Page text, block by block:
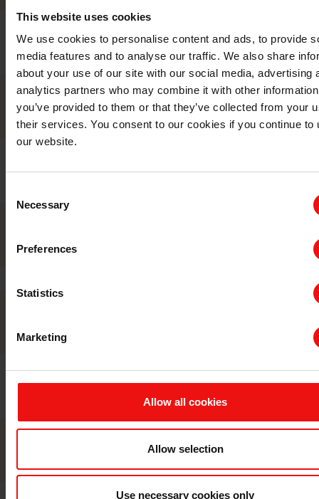
This website uses cookies
We use cookies to personalise content and ads, to provide
media features and to analyse our traffic. We also share
about your use of our site with our social media, advertising
analytics partners who may combine it with other
you’ve provided to them or that they’ve collected from your
their services. You consent to our cookies if you continue to
our website.
Selection
Necessary
Preferences
Statistics
Marketing
Allow all cookies
Allow selection
Use necessary cookies only
7.5 亿挪威克朗
票息率
3m Nibor+ 每年 1.00%
2024 年 2 月 26 日
NO0010937477
发行人